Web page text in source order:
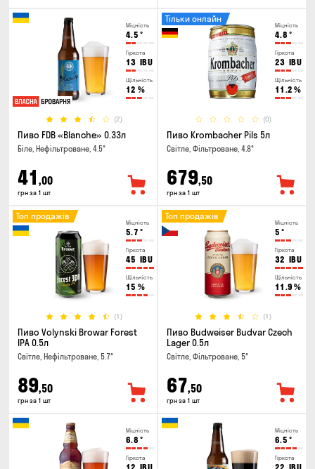
Міцність
4.5 °
Гіркота
13 IBU
Щільність
12 %
(2)
Пиво FDB «Blanche» 0.33л
Біле, Нефільтроване, 4.5°
41 ,00
грн за 1 шт
Міцність
4.8 °
Гіркота
23 IBU
Щільність
11.2 %
(0)
Тільки онлайн
Пиво Krombacher Pils 5л
Світле, Фільтроване, 4.8°
679,50
грн за 1 шт
Міцність
5.7 °
Гіркота
45 IBU
Щільність
15 %
(1)
Топ продажів
Пиво Volynski Browar Forest
IPA 0.5л
Світле, Нефільтроване, 5.7°
89,50
грн за 1 шт
Міцність
5 °
Гіркота
32 IBU
Щільність
11.9 %
(1)
Топ продажів
Пиво Budweiser Budvar Czech
Lager 0.5л
Світле, Фільтроване, 5°
67,50
грн за 1 шт
Міцність
6.8 °
Гіркота
Міцність
6.5 °
Гіркота